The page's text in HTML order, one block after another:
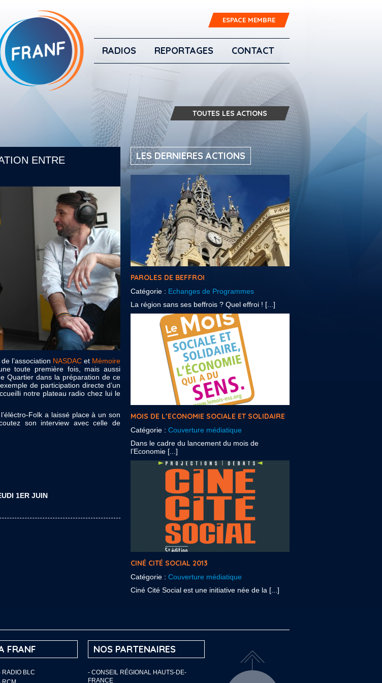
ESPACE MEMBRE
RADIOS REPORTAGES CONTACT
TOUTES LES ACTIONS
ENTRE
l’association NASDACet Mémoire
toute première fois, mais aussi
Quartier dans la préparation de ce
de participation directe d’un
notre plateau radio chez lui le
Folk a laissé place à un son
son interview avec celle de
1ER JUIN
LES DERNIERES ACTIONS
PAROLES DE BEFFROI
Catégorie : Echanges de Programmes
La région sans ses beffrois ? Quel effroi ! [...]
MOIS DE L’ECONOMIE SOCIALE ET SOLIDAIRE
Catégorie : Couverture médiatique
Dans le cadre du lancement du mois de
l’Economie [...]
CINÉ CITÉ SOCIAL 2013
Catégorie : Couverture médiatique
Ciné Cité Social est une initiative née de la [...]
FRANF
RADIO BLC
NOS PARTENAIRES
- CONSEIL RÉGIONAL HAUTS-DE-
FRANCE